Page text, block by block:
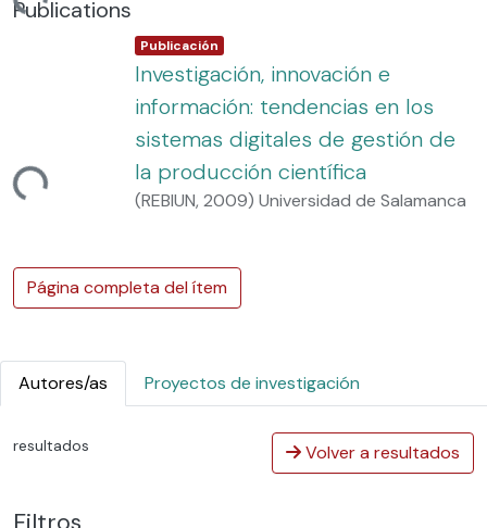
Publications
Item type:
Publicación ,
Investigación, innovación e
información: tendencias en los
sistemas digitales de gestión de
la producción científica
(REBIUN, 2009) Universidad de Salamanca
Página completa del ítem
Autores/as Proyectos de investigación
resultados Volver a resultados